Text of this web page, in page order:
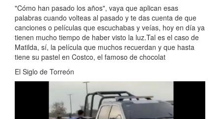
"Cómo han pasado los años", vaya que aplican esas
palabras cuando volteas al pasado y te das cuenta de que
canciones o películas que escuchabas y veías, hoy en día ya
tienen mucho tiempo de haber visto la luz.Tal es el caso de
Matilda, sí, la película que muchos recuerdan y que hasta
tiene su pastel en Costco, el famoso de chocolat
El Siglo de Torreón